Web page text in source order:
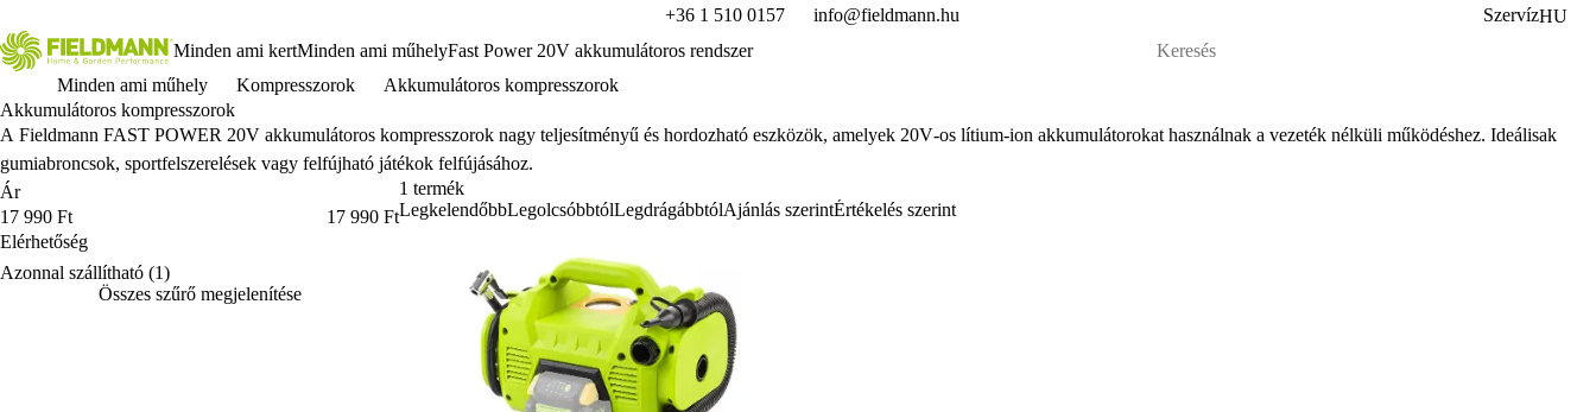
+36 1 510 0157 info@fieldmann.hu SzervízHU
Minden ami kertMinden ami műhelyFast Power 20V akkumulátoros rendszer
Minden ami műhely
Kompresszorok
Akkumulátoros kompresszorok
Akkumulátoros kompresszorok
A Fieldmann FAST POWER 20V akkumulátoros kompresszorok nagy teljesítményű és hordozható eszközök, amelyek 20V‑os lítium‑ion akkumulátorokat használnak a vezeték nélküli működéshez. Ideálisak
gumiabroncsok, sportfelszerelések vagy felfújható játékok felfújásához.
Ár
Ár
17 990 Ft
17 990 Ft
Elérhetőség
Elérhetőség
Azonnal szállítható (1)
Összes szűrő megjelenítése
1 termék
LegkelendőbbLegolcsóbbtólLegdrágábbtólAjánlás szerintÉrtékelés szerint